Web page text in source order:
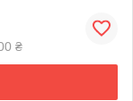
₴